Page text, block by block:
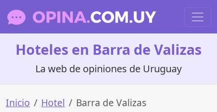
Hoteles en Barra de Valizas
La web de opiniones de Uruguay
Inicio Hotel Barra de Valizas